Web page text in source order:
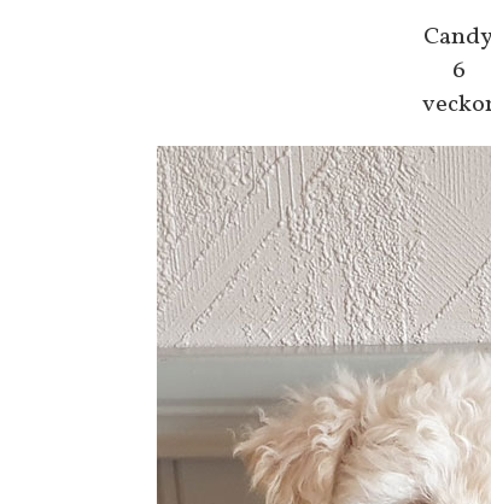
6